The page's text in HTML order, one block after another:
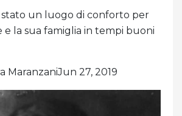
stato un luogo di conforto per
e la sua famiglia in tempi buoni
MaranzaniJun 27, 2019